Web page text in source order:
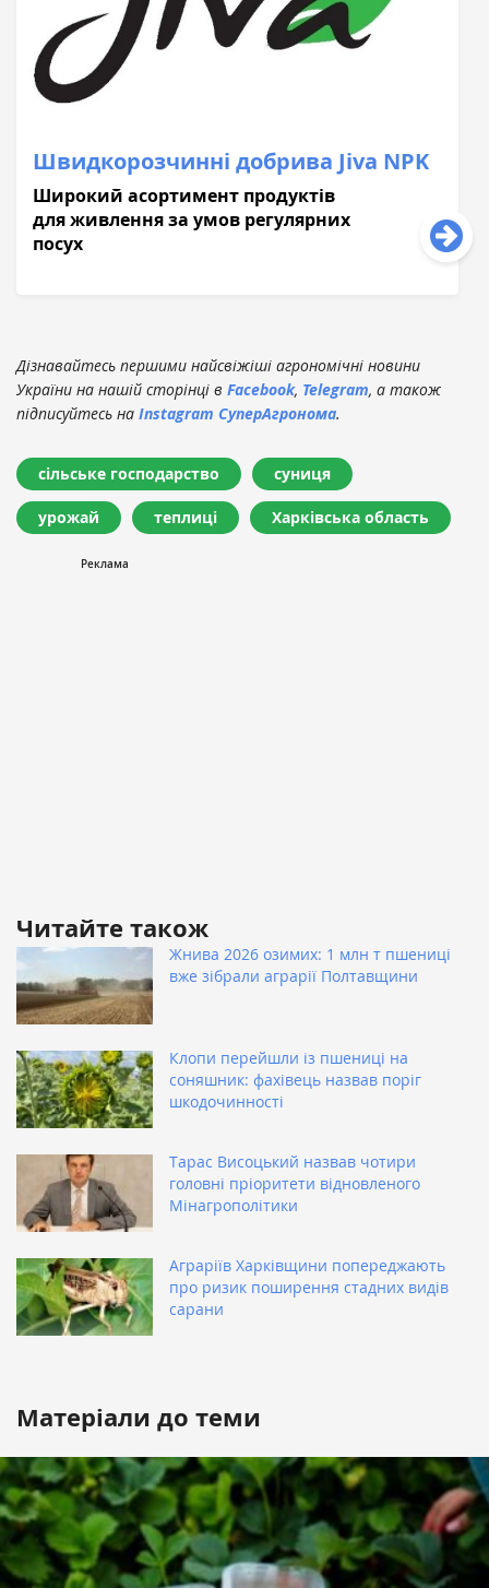
Швидкорозчинні добрива Jiva NPK
Широкий асортимент продуктів
для живлення за умов регулярних
посух
Дізнавайтесь першими найсвіжіші агрономічні новини
України на нашій сторінці в Facebook, Telegram, а також
підписуйтесь на Instagram СуперАгронома.
сільське господарство суниця
урожай теплиці Харківська область
Читайте також
Жнива 2026 озимих: 1 млн т пшениці
вже зібрали аграрії Полтавщини
Клопи перейшли із пшениці на
соняшник: фахівець назвав поріг
шкодочинності
Тарас Висоцький назвав чотири
головні пріоритети відновленого
Мінагрополітики
Аграріїв Харківщини попереджають
про ризик поширення стадних видів
сарани
Матеріали до теми